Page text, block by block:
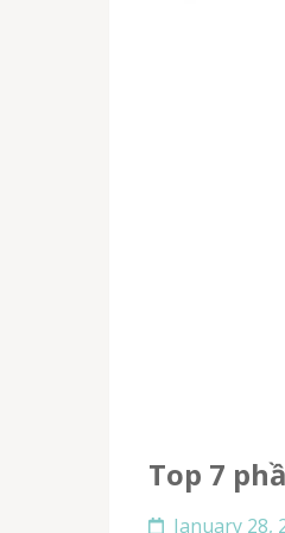
Top 7
January 28,